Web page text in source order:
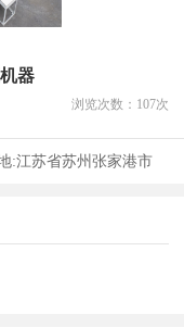
器
浏览次数： 107次
:江苏省苏州张家港市